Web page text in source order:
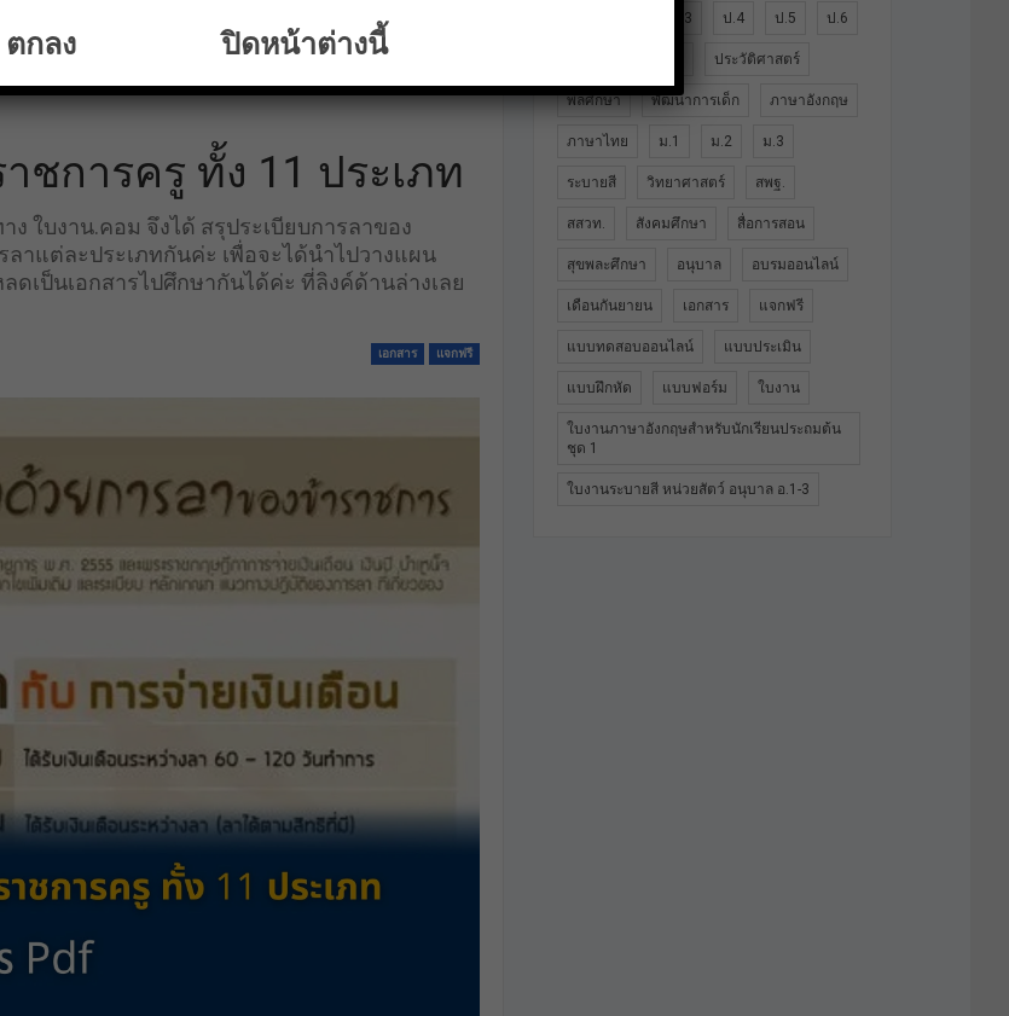
ชการครู ทั้ง 11 ประเภท
ใบงาน.คอม จึงได้ สรุประเบียบการลาของ
าแต่ละประเภทกันค่ะ เพื่อจะได้นำไปวางแผน
เป็นเอกสารไปศึกษากันได้ค่ะ ที่ลิงค์ด้านล่างเลย
เอกสาร แจกฟรี
ป.3 ป.4 ป.5 ป.6
ประวัติศาสตร์
พลศึกษา พัฒนาการเด็ก ภาษาอังกฤษ
ภาษาไทย ม.1 ม.2 ม.3
ระบายสี วิทยาศาสตร์ สพฐ.
สสวท. สังคมศึกษา สื่อการสอน
สุขพละศึกษา อนุบาล อบรมออนไลน์
เดือนกันยายน เอกสาร แจกฟรี
แบบทดสอบออนไลน์ แบบประเมิน
แบบฝึกหัด แบบฟอร์ม ใบงาน
ใบงานภาษาอังกฤษสำหรับนักเรียนประถมต้น
ชุด 1
ใบงานระบายสี หน่วยสัตว์ อนุบาล อ.1-3
ตกลง ปิดหน้าต่างนี้